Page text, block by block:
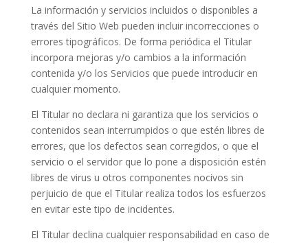
La información y servicios incluidos o disponibles a
través del Sitio Web pueden incluir incorrecciones o
errores tipográficos. De forma periódica el Titular
incorpora mejoras y/o cambios a la información
contenida y/o los Servicios que puede introducir en
cualquier momento.
El Titular no declara ni garantiza que los servicios o
contenidos sean interrumpidos o que estén libres de
errores, que los defectos sean corregidos, o que el
servicio o el servidor que lo pone a disposición estén
libres de virus u otros componentes nocivos sin
perjuicio de que el Titular realiza todos los esfuerzos
en evitar este tipo de incidentes.
El Titular declina cualquier responsabilidad en caso de